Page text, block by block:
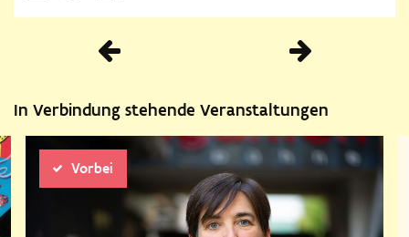
Vorherige
In Verbindung stehende Veranstaltungen
Vorbei